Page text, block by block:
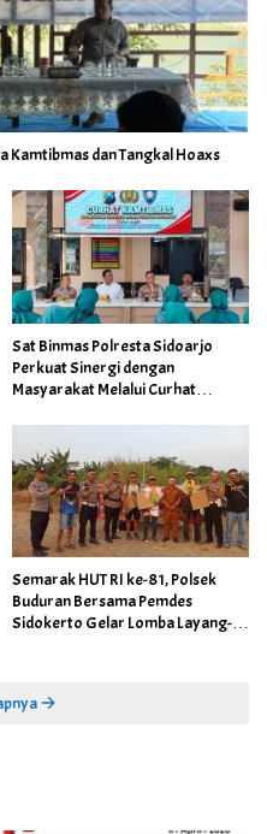
Kamtibmas dan Tangkal Hoaxs
Sat Binmas Polresta Sidoarjo
Perkuat Sinergi dengan
Masyarakat Melalui Curhat
Semarak HUT RI ke-81, Polsek
Buduran Bersama Pemdes
Sidokerto Gelar Lomba Layang-